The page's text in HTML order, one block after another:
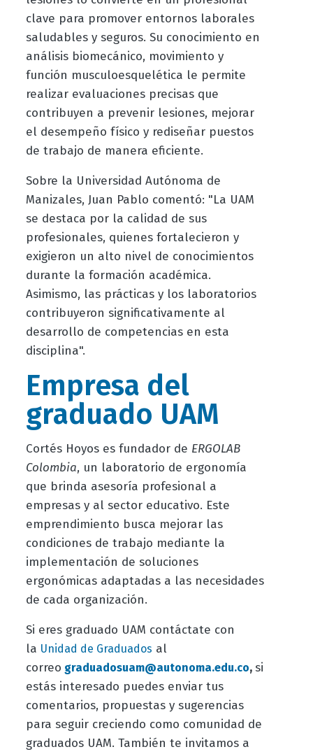
clave para promover entornos laborales
saludables y seguros. Su conocimiento en
análisis biomecánico, movimiento y
función musculoesquelética le permite
realizar evaluaciones precisas que
contribuyen a prevenir lesiones, mejorar
el desempeño físico y rediseñar puestos
de trabajo de manera eficiente.
Sobre la Universidad Autónoma de
Manizales, Juan Pablo comentó: "La UAM
se destaca por la calidad de sus
profesionales, quienes fortalecieron y
exigieron un alto nivel de conocimientos
durante la formación académica.
Asimismo, las prácticas y los laboratorios
contribuyeron significativamente al
desarrollo de competencias en esta
disciplina".
Empresa del
graduado UAM
Cortés Hoyos es fundador de ERGOLAB
Colombia, un laboratorio de ergonomía
que brinda asesoría profesional a
empresas y al sector educativo. Este
emprendimiento busca mejorar las
condiciones de trabajo mediante la
implementación de soluciones
ergonómicas adaptadas a las necesidades
de cada organización.
Si eres graduado UAM contáctate con
la Unidad de Graduados al
correo graduadosuam@autonoma.edu.co,si
estás interesado puedes enviar tus
comentarios, propuestas y sugerencias
para seguir creciendo como comunidad de
graduados UAM. También te invitamos a